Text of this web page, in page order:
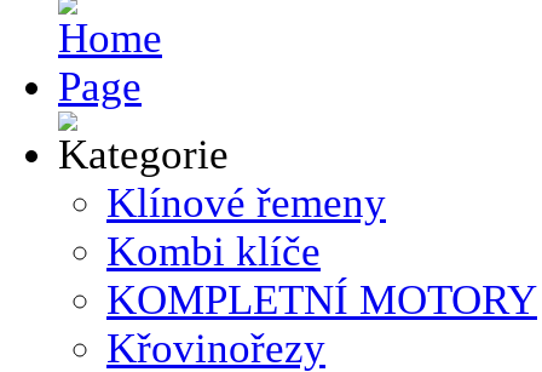
Klínové řemeny
Kombi klíče
KOMPLETNÍ MOTORY
Křovinořezy